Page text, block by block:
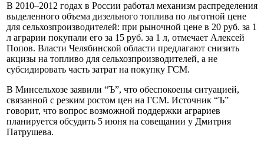
В 2010–2012 годах в России работал механизм распределения
выделенного объема дизельного топлива по льготной цене
для сельхозпроизводителей: при рыночной цене в 20 руб. за 1
л аграрии покупали его за 15 руб. за 1 л, отмечает Алексей
Попов. Власти Челябинской области предлагают снизить
акцизы на топливо для сельхозпроизводителей, а не
субсидировать часть затрат на покупку ГСМ.
В Минсельхозе заявили “Ъ”, что обеспокоены ситуацией,
связанной с резким ростом цен на ГСМ. Источник “Ъ”
говорит, что вопрос возможной поддержки аграриев
планируется обсудить 5 июня на совещании у Дмитрия
Патрушева.